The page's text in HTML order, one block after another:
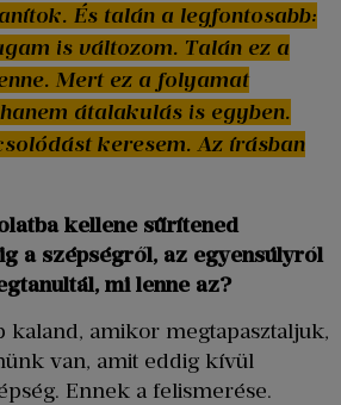
És talán a legfontosabb:
is változom. Talán ez a
Mert ez a folyamat
átalakulás is egyben.
keresem. Az írásban
kellene sűrítened
a szépségről, az egyensúlyról
mi lenne az?
kaland, amikor megtapasztaljuk,
van, amit eddig kívül
Ennek a felismerése.